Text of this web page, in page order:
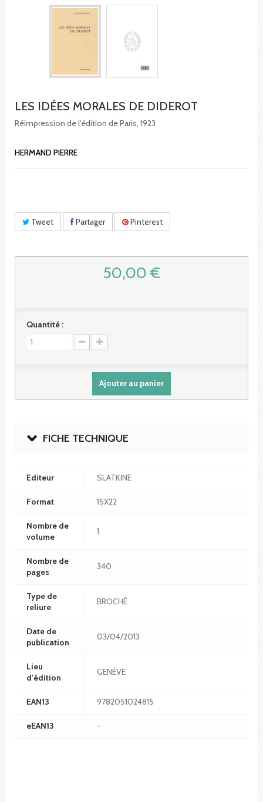
LES IDÉES MORALES DE DIDEROT
Réimpression de l'édition de Paris, 1923
HERMAND PIERRE
Tweet Partager Pinterest
50,00 €
Quantité :
Ajouter au panier
FICHE TECHNIQUE
Editeur SLATKINE
Format 15X22
Nombre de
volume
1
Nombre de
pages
340
Type de
reliure
BROCHÉ
Date de
publication
03/04/2013
Lieu
d'édition
GENÈVE
EAN13 9782051024815
eEAN13 -